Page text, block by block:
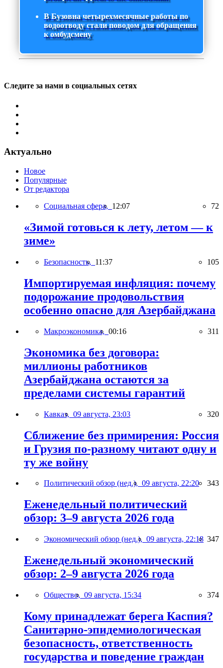
В Бузовна четырехмесячные работы по
водоотводу стали поводом для обращения
к омбудсмену
Следите за нами в социальных сетях
Актуально
Новое
Популярные
От редактора
Социальная сфера, 12:07 72
«Зимой готовься к лету, летом — к
зиме»
Безопасность, 11:37 105
Импортируемая инфляция: почему
подорожание продовольствия
особенно опасно для Азербайджана
Макроэкономика, 00:16 311
Экономика без договора:
миллионы работников
Азербайджана остаются за
пределами системы гарантий
Кавказ, 09 августа, 23:03 320
Сближение без примирения: Россия
и Грузия по-разному читают одну и
ту же войну
Политический обзор (нед.), 09 августа, 22:20 343
Еженедельный политический
обзор: 3–9 августа 2026 года
Экономический обзор (нед.), 09 августа, 22:18 347
Еженедельный экономический
обзор: 2–9 августа 2026 года
Общество, 09 августа, 15:34 374
Кому принадлежат берега Каспия?
Санитарно-эпидемиологическая
безопасность, ответственность
государства и поведение граждан